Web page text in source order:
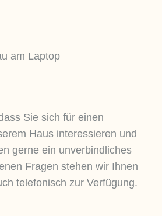
und planen Sie einen
Aufenthalt.
Sie sich für einen
Haus interessieren und
gerne ein unverbindliches
Fragen stehen wir Ihnen
telefonisch zur Verfügung.